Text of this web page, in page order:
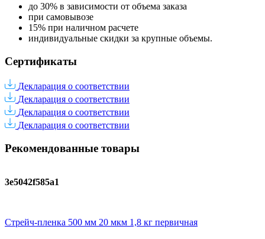
до 30% в зависимости от объема заказа
при самовывозе
15% при наличном расчете
индивидуальные скидки за крупные объемы.
Сертификаты
Декларация о соответствии
Декларация о соответствии
Декларация о соответствии
Декларация о соответствии
Рекомендованные товары
3e5042f585a1
Стрейч-пленка 500 мм 20 мкм 1,8 кг первичная